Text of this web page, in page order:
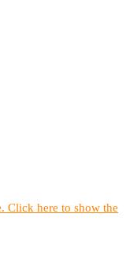
Click here to show the